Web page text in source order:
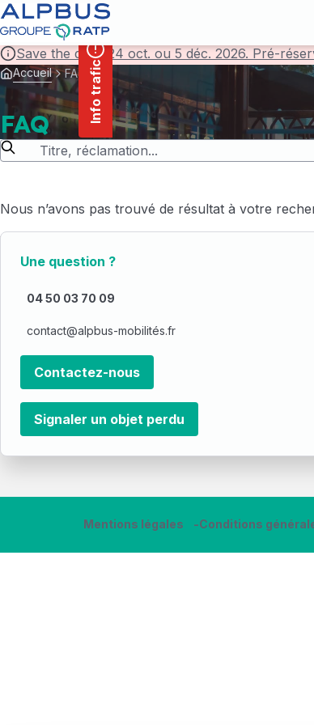
principal
Save the date! 24 oct. ou 5 déc. 2026. Pré-
Info trafic
Accueil FAQ
FAQ
Nous n’avons pas trouvé de résultat à votre
Vérifiez l’orthographe du terme recherché ou
Une question ?
04 50 03 70 09
contact@alpbus-mobilités.fr
Contactez-nous
Signaler un objet perdu
Mentions légales Conditions
Panneau de gestion des cookies